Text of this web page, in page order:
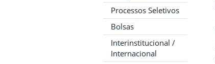
Processos Seletivos
Bolsas
Interinstitucional /
Internacional